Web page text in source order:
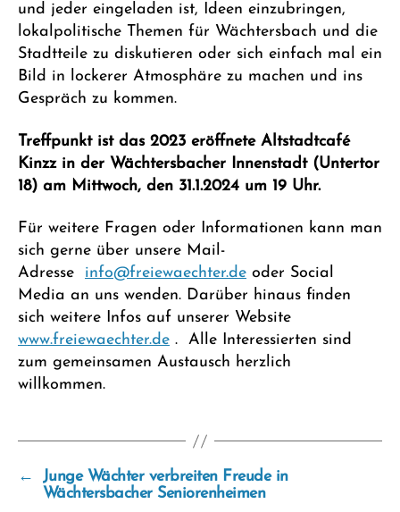
und jeder eingeladen ist, Ideen einzubringen,
lokalpolitische Themen für Wächtersbach und die
Stadtteile zu diskutieren oder sich einfach mal ein
Bild in lockerer Atmosphäre zu machen und ins
Gespräch zu kommen.
Treffpunkt ist das 2023 eröffnete Altstadtcafé
Kinzz in der Wächtersbacher Innenstadt (Untertor
18) am Mittwoch, den 31.1.2024 um 19 Uhr.
Für weitere Fragen oder Informationen kann man
sich gerne über unsere Mail-
Adresse info@freiewaechter.de oder Social
Media an uns wenden. Darüber hinaus finden
sich weitere Infos auf unserer Website
www.freiewaechter.de . Alle Interessierten sind
zum gemeinsamen Austausch herzlich
willkommen.
←
Junge Wächter verbreiten Freude in
Wächtersbacher Seniorenheimen